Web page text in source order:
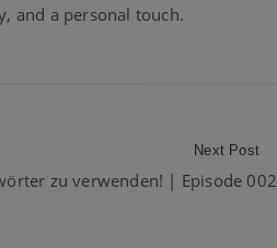
and a personal touch.
Next Post
zu verwenden! | Episode 002